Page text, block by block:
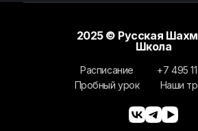
2025 © Русская
Школа
+7 495
Наши
Расписание
Пробный урок